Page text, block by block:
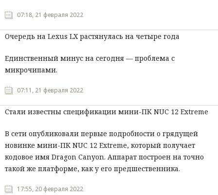
07:18, 21 февраля 2022
Очередь на Lexus LX растянулась на четыре года
Единственный минус на сегодня — проблема с
микрочипами.
07:11, 21 февраля 2022
Стали известны спецификации мини-ПК NUC 12 Extreme
В сети опубликовали первые подробности о грядущей
новинке мини-ПК NUC 12 Extreme, который получает
кодовое имя Dragon Canyon. Аппарат построен на точно
такой же платформе, как у его предшественника.
17:55, 20 февраля 2022